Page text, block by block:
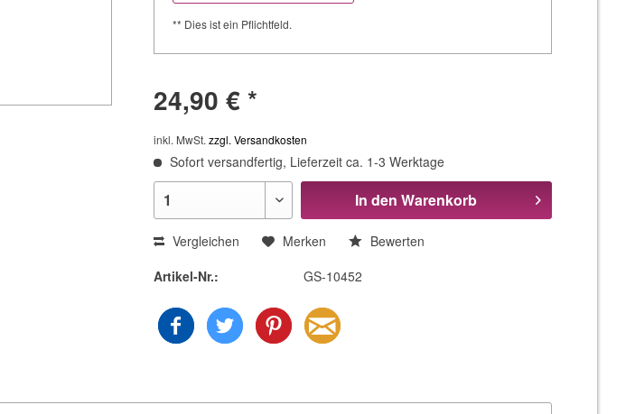
** Dies ist ein Pflichtfeld.
24,90 € *
inkl. MwSt.zzgl. Versandkosten
Sofort versandfertig, Lieferzeit ca. 1-3 Werktage
In den Warenkorb
Vergleichen Merken
Bewerten
Artikel-Nr.:
GS-10452